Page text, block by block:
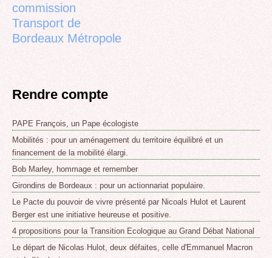
commission
Transport de
Bordeaux Métropole
Rendre compte
PAPE François, un Pape écologiste
Mobilités : pour un aménagement du territoire équilibré et un
financement de la mobilité élargi.
Bob Marley, hommage et remember
Girondins de Bordeaux : pour un actionnariat populaire.
Le Pacte du pouvoir de vivre présenté par Nicoals Hulot et Laurent
Berger est une initiative heureuse et positive.
4 propositions pour la Transition Ecologique au Grand Débat National
Le départ de Nicolas Hulot, deux défaites, celle d'Emmanuel Macron